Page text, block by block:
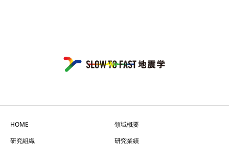
HOME
領域概要
研究組織
研究業績